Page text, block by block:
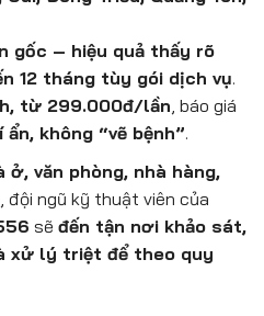
gốc – hiệu quả thấy rõ
12 tháng tùy gói dịch vụ.
từ 299.000đ/lần, báo giá
không “vẽ bệnh”.
ở, văn phòng, nhà hàng,
, đội ngũ kỹ thuật viên của
sẽ đến tận nơi khảo sát,
xử lý triệt để theo quy